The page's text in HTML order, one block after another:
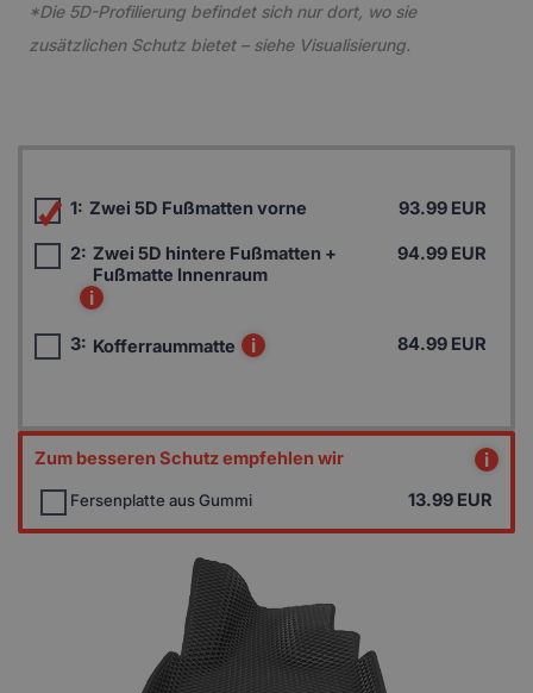
*Die 5D-Profilierung befindet sich nur dort, wo sie
zusätzlichen Schutz bietet – siehe Visualisierung.
1: Zwei 5D Fußmatten vorne 93.99 EUR
2: Zwei 5D hintere Fußmatten +
Fußmatte Innenraum
i
94.99 EUR
3: Kofferraummatte i 84.99 EUR
Zum besseren Schutz empfehlen wir i
Fersenplatte aus Gummi 13.99 EUR